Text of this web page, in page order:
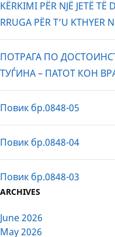
KËRKIMI PËR NJË JETË TË
RRUGA PËR T’U KTHYER
ПОТРАГА ПО
ТУЃИНА – ПАТОТ КОН
Повик бр.0848-05
Повик бр.0848-04
Повик бр.0848-03
ARCHIVES
June 2026
May 2026